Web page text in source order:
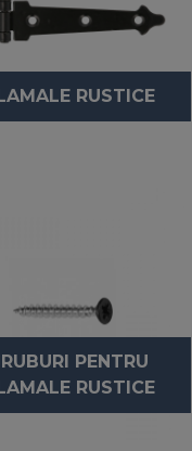
RUSTICE
PENTRU
RUSTICE